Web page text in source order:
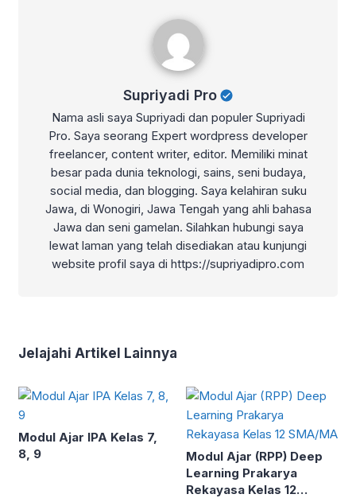
Supriyadi Pro
Nama asli saya Supriyadi dan populer Supriyadi
Pro. Saya seorang Expert wordpress developer
freelancer, content writer, editor. Memiliki minat
besar pada dunia teknologi, sains, seni budaya,
social media, dan blogging. Saya kelahiran suku
Jawa, di Wonogiri, Jawa Tengah yang ahli bahasa
Jawa dan seni gamelan. Silahkan hubungi saya
lewat laman yang telah disediakan atau kunjungi
website profil saya di https://supriyadipro.com
Jelajahi Artikel Lainnya
Modul Ajar IPA Kelas 7,
8, 9
Modul Ajar (RPP) Deep
Learning Prakarya
Rekayasa Kelas 12